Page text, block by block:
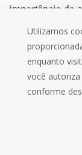
importância de
empresa e
ambiente
gente
feitos em
O convidado
que eram
Utilizamos
enquanto
você
conforme